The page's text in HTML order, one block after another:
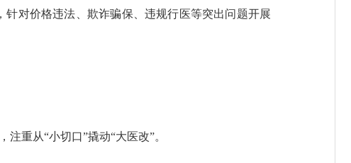
对价格违法、欺诈骗保、违规行医等突出问题开展
重从“小切口”撬动“大医改”。